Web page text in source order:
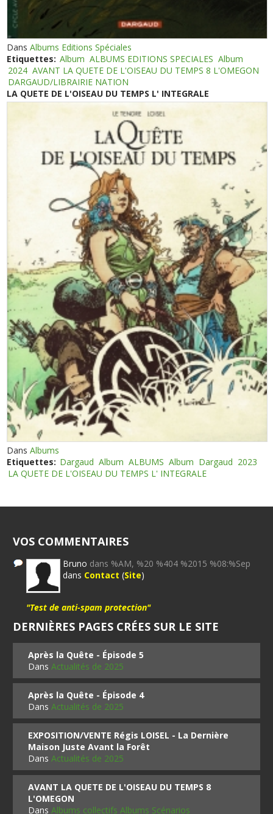
DansAlbums Editions Spéciales
Etiquettes: Album ALBUMS EDITIONS SPECIALES Album
2024 AVANT LA QUETE DE L'OISEAU DU TEMPS 8 L'OMEGON
DARGAUD/LIBRAIRIE NATION
LA QUETE DE L'OISEAU DU TEMPS L' INTEGRALE
DansAlbums
Etiquettes: Dargaud Album ALBUMS Album Dargaud 2023
LA QUETE DE L'OISEAU DU TEMPS L' INTEGRALE
VOS COMMENTAIRES
Bruno dans %AM, %20 %404 %2015 %08:%Sep
dans Contact (Site)
"Test de anti-spam protection"
DERNIÈRES PAGES CRÉES SUR LE SITE
Après la Quête - Épisode 5
DansActualités de 2025
Après la Quête - Épisode 4
DansActualités de 2025
EXPOSITION/VENTE Régis LOISEL - La Dernière
Maison Juste Avant la Forêt
DansActualités de 2025
AVANT LA QUETE DE L'OISEAU DU TEMPS 8
L'OMEGON
DansAlbums collectifs Albums Scénarios